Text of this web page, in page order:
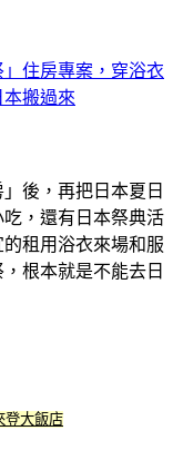
」住房專案，穿浴衣
搬過來
後，再把日本夏日
，還有日本祭典活
租用浴衣來場和服
根本就是不能去日
登大飯店